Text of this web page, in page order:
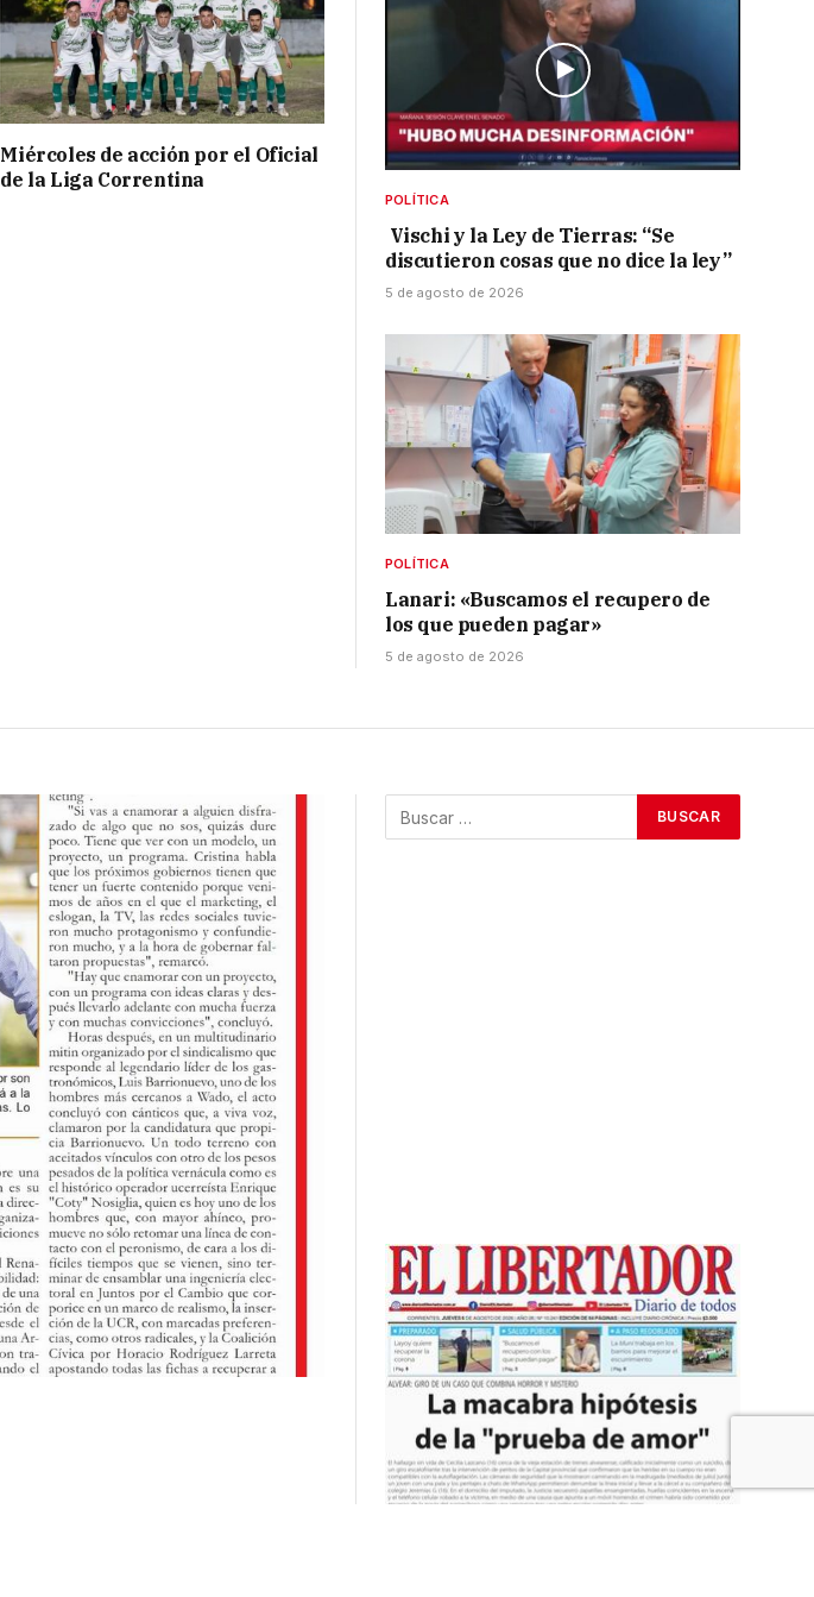
Miércoles de acción por el Oficial
de la Liga Correntina
POLÍTICA
Vischi y la Ley de Tierras: “Se
discutieron cosas que no dice la ley”
5 de agosto de 2026
POLÍTICA
Lanari: «Buscamos el recupero de
los que pueden pagar»
5 de agosto de 2026